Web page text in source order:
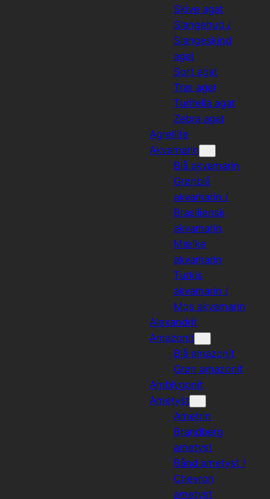
Skive agat
Slangehud /
Slangeskind
agat
Sort agat
Træ agat
Turitella agat
Zebra agat
Agrellite
Akvamarin
Blå akvamarin
Grønblå
akvamarin /
Brasiliensk
akvamarin
Mælke
akvamarin
Turkis
akvamarin /
Mos akvamarin
Alexandrit
Amazonit
Blå amazonit
Grøn amazonit
Amblygonit
Ametyst
Ametrin
Brandberg
ametyst
Bånd ametyst /
Chevron
ametyst